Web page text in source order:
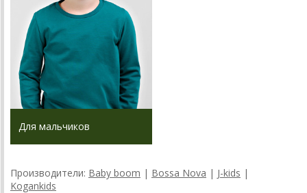
Для мальчиков
Производители: Baby boom | Bossa Nova | J-kids |
Kogankids